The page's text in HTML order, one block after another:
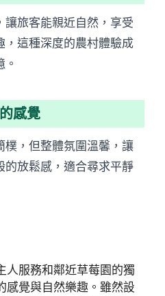
讓旅客能親近自然，享受
，這種深度的農村體驗成
感覺
樸，但整體氛圍溫馨，讓
的放鬆感，適合尋求平靜
人服務和鄰近草莓園的獨
感覺與自然樂趣。雖然設